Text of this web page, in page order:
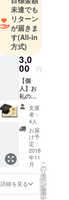
未達でも
リターン
が届きま
す(All-in
方式)
3,0
00 円
【個
人】お
礼の
メッ
セージ
・ ５日
間の口
臭予防
メルマ
ガ・無
料購読
（5,000
円相
当） ・
「あな
たの歯
支援
者：
4人
お届
け予
定：
2018
年11
月
詳細を見る
こ
の
リ
タ
ー
ン
を
選
択